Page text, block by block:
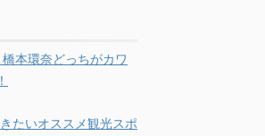
橋本環奈どっちがカワ
たいオススメ観光スポ